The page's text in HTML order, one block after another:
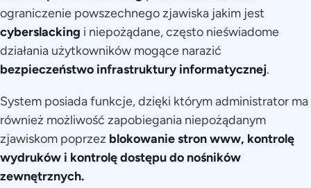
ograniczenie powszechnego zjawiska jakim jest
cyberslacking i niepożądane, często nieświadome
działania użytkowników mogące narazić
bezpieczeństwo infrastruktury informatycznej.
System posiada funkcje, dzięki którym administrator ma
również możliwość zapobiegania niepożądanym
zjawiskom poprzez blokowanie stron www, kontrolę
wydruków i kontrolę dostępu do nośników
zewnętrznych.